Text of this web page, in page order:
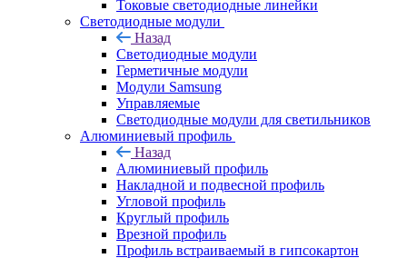
Токовые светодиодные линейки
Светодиодные модули
Назад
Светодиодные модули
Герметичные модули
Модули Samsung
Управляемые
Светодиодные модули для светильников
Алюминиевый профиль
Назад
Алюминиевый профиль
Накладной и подвесной профиль
Угловой профиль
Круглый профиль
Врезной профиль
Профиль встраиваемый в гипсокартон